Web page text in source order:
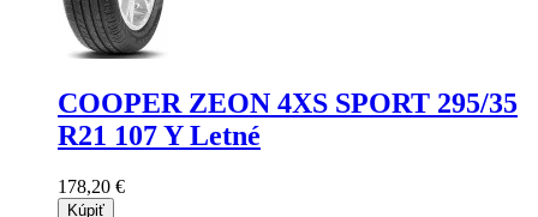
COOPER ZEON 4XS SPORT 295/35
R21 107 Y Letné
178,20 €
Kúpiť